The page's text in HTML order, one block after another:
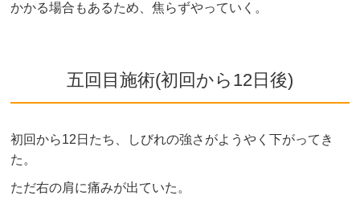
かかる場合もあるため、焦らずやっていく。
五回目施術(初回から12日後)
初回から12日たち、しびれの強さがようやく下がってき
た。
ただ右の肩に痛みが出ていた。